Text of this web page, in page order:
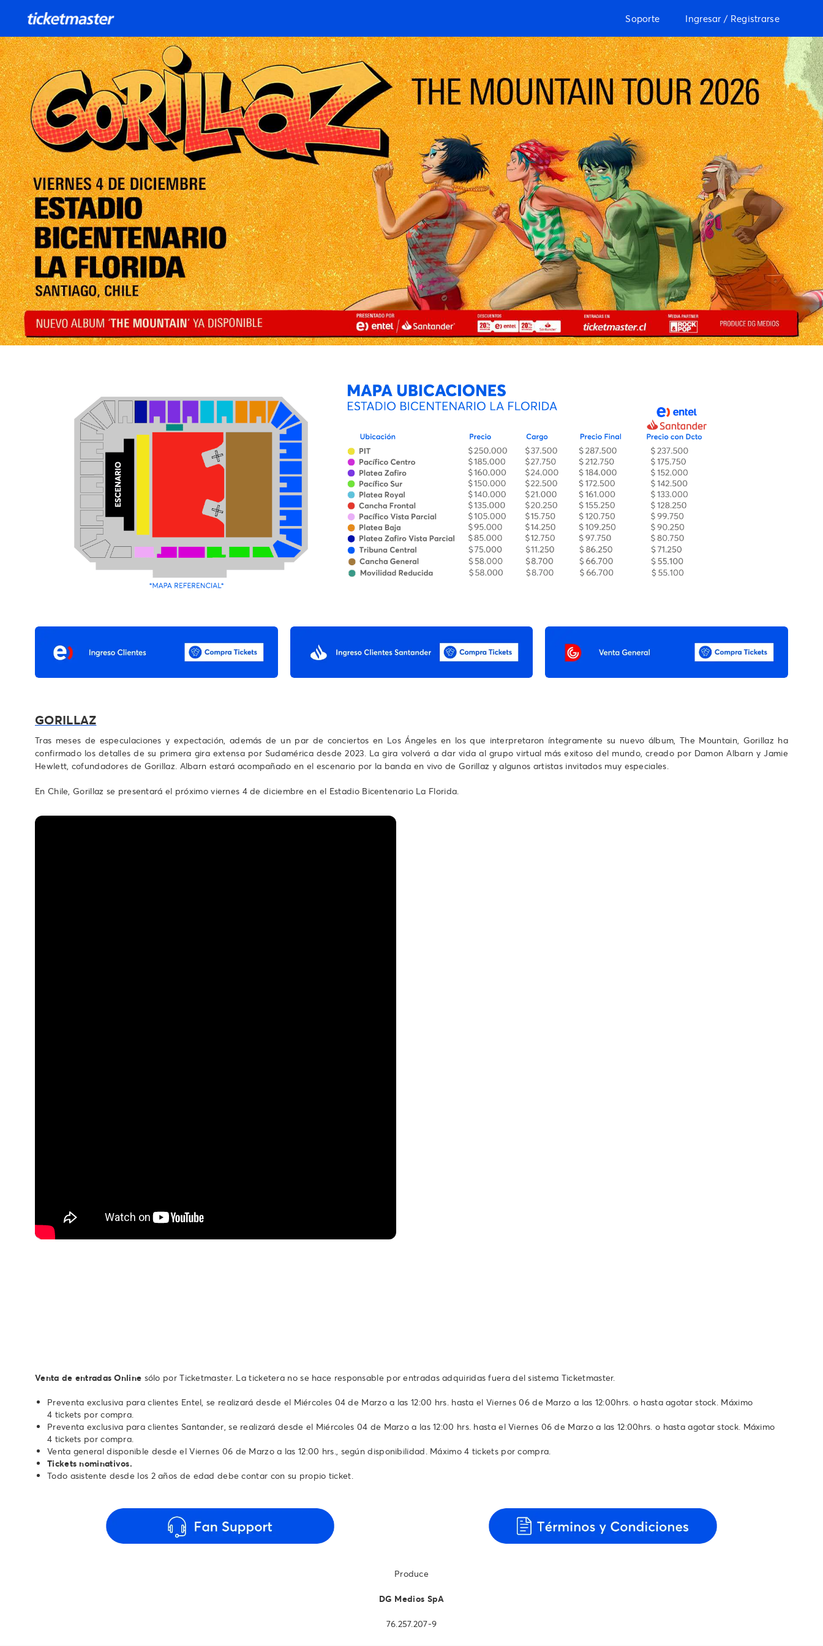
Soporte Ingresar / Registrarse
GORILLAZ
Tras meses de especulaciones y expectación, además de un par de conciertos en Los Ángeles en los que interpretaron íntegramente su nuevo álbum, The Mountain, Gorillaz ha
confirmado los detalles de su primera gira extensa por Sudamérica desde 2023. La gira volverá a dar vida al grupo virtual más exitoso del mundo, creado por Damon Albarn y Jamie
Hewlett, cofundadores de Gorillaz. Albarn estará acompañado en el escenario por la banda en vivo de Gorillaz y algunos artistas invitados muy especiales.
En Chile, Gorillaz se presentará el próximo viernes 4 de diciembre en el Estadio Bicentenario La Florida.
Venta de entradas Online sólo por Ticketmaster. La ticketera no se hace responsable por entradas adquiridas fuera del sistema Ticketmaster.
Preventa exclusiva para clientes Entel, se realizará desde el Miércoles 04 de Marzo a las 12:00 hrs. hasta el Viernes 06 de Marzo a las 12:00hrs. o hasta agotar stock. Máximo
4 tickets por compra.
Preventa exclusiva para clientes Santander, se realizará desde el Miércoles 04 de Marzo a las 12:00 hrs. hasta el Viernes 06 de Marzo a las 12:00hrs. o hasta agotar stock. Máximo
4 tickets por compra.
Venta general disponible desde el Viernes 06 de Marzo a las 12:00 hrs., según disponibilidad. Máximo 4 tickets por compra.
Tickets nominativos.
Todo asistente desde los 2 años de edad debe contar con su propio ticket.
Produce
DG Medios SpA
76.257.207-9